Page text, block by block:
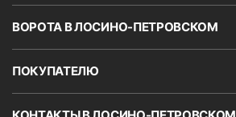
ВОРОТА В ЛОСИНО-ПЕТРОВСКОМ
ПОКУПАТЕЛЮ